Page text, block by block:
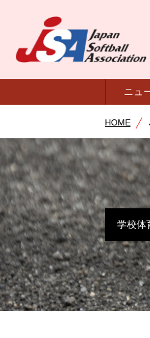
ニュ
HOME
学校体